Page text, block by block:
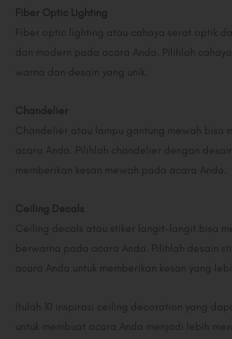
Fiber Optic Lighting
Fiber optic lighting atau cahaya serat optik
dan modern pada acara Anda. Pilihlah
warna dan desain yang unik.
Chandelier
Chandelier atau lampu gantung mewah bisa
acara Anda. Pilihlah chandelier dengan
memberikan kesan mewah pada acara Anda.
Ceiling Decals
Ceiling decals atau stiker langit-langit bisa
berwarna pada acara Anda. Pilihlah desain
acara Anda untuk memberikan kesan yang
Itulah 10 inspirasi ceiling decoration yang
untuk membuat acara Anda menjadi lebih